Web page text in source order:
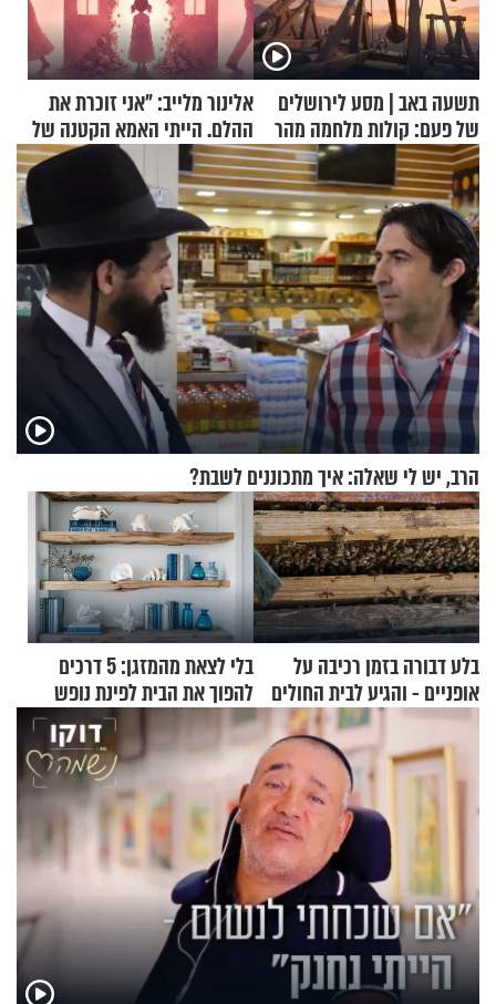
תשעה באב | מסע לירושלים
של פעם: קולות מלחמה מהר
הזיתים
אלינור מלייב: "אני זוכרת את
ההלם. הייתי האמא הקטנה של
הבית"
הרב, יש לי שאלה: איך מתכוננים לשבת?
בלע דבורה בזמן רכיבה על
אופניים - והגיע לבית החולים
במצב מסכן חיים
בלי לצאת מהמזגן: 5 דרכים
להפוך את הבית לפינת נופש
מעוצבת